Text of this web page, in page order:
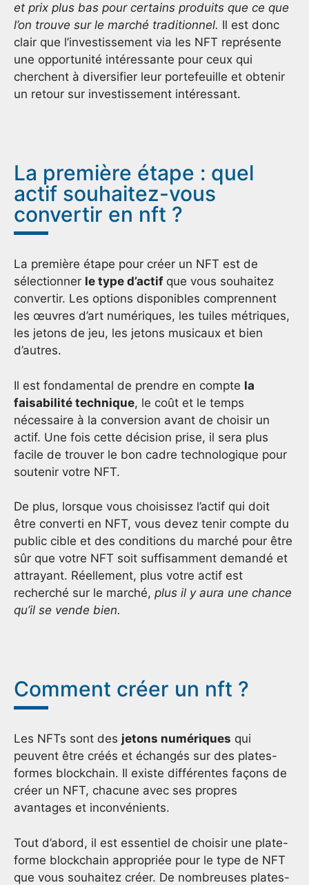
et prix plus bas pour certains produits que ce que
l’on trouve sur le marché traditionnel. Il est donc
clair que l’investissement via les NFT représente
une opportunité intéressante pour ceux qui
cherchent à diversifier leur portefeuille et obtenir
un retour sur investissement intéressant.
La première étape : quel
actif souhaitez-vous
convertir en nft ?
La première étape pour créer un NFT est de
sélectionner le type d’actif que vous souhaitez
convertir. Les options disponibles comprennent
les œuvres d’art numériques, les tuiles métriques,
les jetons de jeu, les jetons musicaux et bien
d’autres.
Il est fondamental de prendre en compte la
faisabilité technique, le coût et le temps
nécessaire à la conversion avant de choisir un
actif. Une fois cette décision prise, il sera plus
facile de trouver le bon cadre technologique pour
soutenir votre NFT.
De plus, lorsque vous choisissez l’actif qui doit
être converti en NFT, vous devez tenir compte du
public cible et des conditions du marché pour être
sûr que votre NFT soit suffisamment demandé et
attrayant. Réellement, plus votre actif est
recherché sur le marché, plus il y aura une chance
qu’il se vende bien.
Comment créer un nft ?
Les NFTs sont des jetons numériques qui
peuvent être créés et échangés sur des plates-
formes blockchain. Il existe différentes façons de
créer un NFT, chacune avec ses propres
avantages et inconvénients.
Tout d’abord, il est essentiel de choisir une plate-
forme blockchain appropriée pour le type de NFT
que vous souhaitez créer. De nombreuses plates-